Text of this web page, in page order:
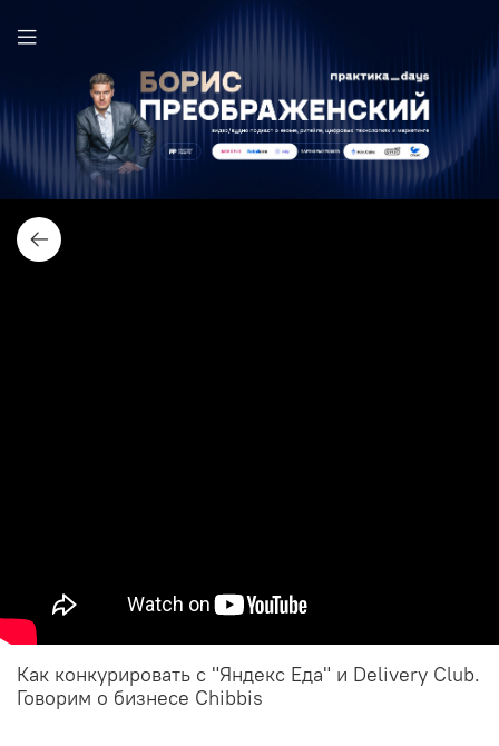
Как конкурировать с "Яндекс Еда" и Delivery Club.
Говорим о бизнесе Chibbis